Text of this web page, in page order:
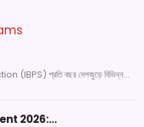
প্রতি বছর দেশজুড়ে বিভিন্ন...
2026:…